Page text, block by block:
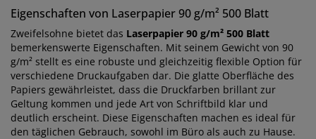
Eigenschaften von Laserpapier 90 g/m² 500 Blatt
Zweifelsohne bietet das Laserpapier 90 g/m² 500 Blatt
bemerkenswerte Eigenschaften. Mit seinem Gewicht von 90
g/m² stellt es eine robuste und gleichzeitig flexible Option für
verschiedene Druckaufgaben dar. Die glatte Oberfläche des
Papiers gewährleistet, dass die Druckfarben brillant zur
Geltung kommen und jede Art von Schriftbild klar und
deutlich erscheint. Diese Eigenschaften machen es ideal für
den täglichen Gebrauch, sowohl im Büro als auch zu Hause.